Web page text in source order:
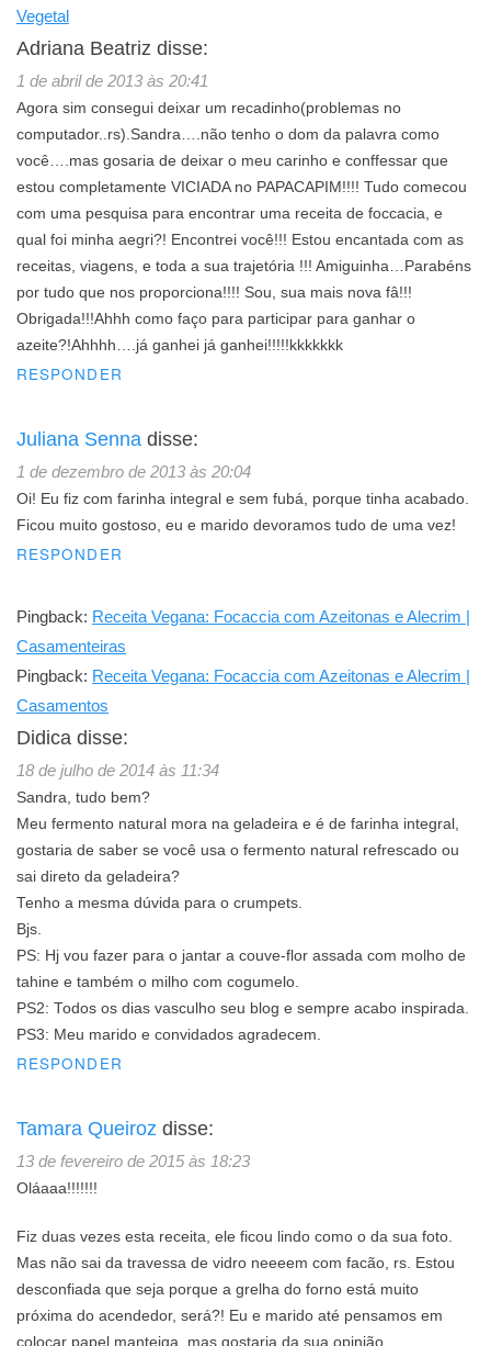
Vegetal
Adriana Beatriz disse:
1 de abril de 2013 às 20:41
Agora sim consegui deixar um recadinho(problemas no
computador..rs).Sandra….não tenho o dom da palavra como
você….mas gosaria de deixar o meu carinho e conffessar que
estou completamente VICIADA no PAPACAPIM!!!! Tudo comecou
com uma pesquisa para encontrar uma receita de foccacia, e
qual foi minha aegri?! Encontrei você!!! Estou encantada com as
receitas, viagens, e toda a sua trajetória !!! Amiguinha…Parabéns
por tudo que nos proporciona!!!! Sou, sua mais nova fâ!!!
Obrigada!!!Ahhh como faço para participar para ganhar o
azeite?!Ahhhh….já ganhei já ganhei!!!!!kkkkkkk
RESPONDER
Juliana Senna disse:
1 de dezembro de 2013 às 20:04
Oi! Eu fiz com farinha integral e sem fubá, porque tinha acabado.
Ficou muito gostoso, eu e marido devoramos tudo de uma vez!
RESPONDER
Pingback: Receita Vegana: Focaccia com Azeitonas e Alecrim |
Casamenteiras
Pingback: Receita Vegana: Focaccia com Azeitonas e Alecrim |
Casamentos
Didica disse:
18 de julho de 2014 às 11:34
Sandra, tudo bem?
Meu fermento natural mora na geladeira e é de farinha integral,
gostaria de saber se você usa o fermento natural refrescado ou
sai direto da geladeira?
Tenho a mesma dúvida para o crumpets.
Bjs.
PS: Hj vou fazer para o jantar a couve-flor assada com molho de
tahine e também o milho com cogumelo.
PS2: Todos os dias vasculho seu blog e sempre acabo inspirada.
PS3: Meu marido e convidados agradecem.
RESPONDER
Tamara Queiroz disse:
13 de fevereiro de 2015 às 18:23
Oláaaa!!!!!!!
Fiz duas vezes esta receita, ele ficou lindo como o da sua foto.
Mas não sai da travessa de vidro neeeem com facão, rs. Estou
desconfiada que seja porque a grelha do forno está muito
próxima do acendedor, será?! Eu e marido até pensamos em
colocar papel manteiga, mas gostaria da sua opinião.